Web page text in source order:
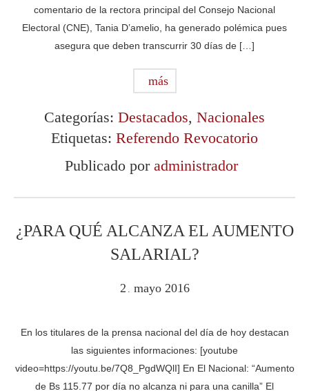
comentario de la rectora principal del Consejo Nacional
Electoral (CNE), Tania D’amelio, ha generado polémica pues
asegura que deben transcurrir 30 días de […]
más
Categorías: Destacados, Nacionales
Etiquetas: Referendo Revocatorio
Publicado por administrador
¿PARA QUÉ ALCANZA EL AUMENTO
SALARIAL?
2 . mayo 2016
En los titulares de la prensa nacional del día de hoy destacan
las siguientes informaciones: [youtube
video=https://youtu.be/7Q8_PgdWQlI] En El Nacional: “Aumento
de Bs 115.77 por día no alcanza ni para una canilla” El